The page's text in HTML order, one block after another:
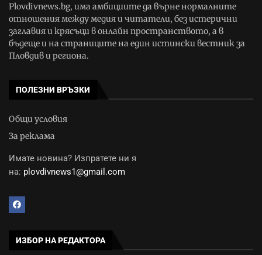
Plovdivnews.bg, има амбициите да върне нормалните
отношения между медия и читатели, без истерични
заглавия и крясъци в онлайн пространството, а в
бъдеще и на страниците на един истински вестник за
Пловдив и региона.
ПОЛЕЗНИ ВРЪЗКИ
Общи условия
За реклама
Имате новина? Изпратете ни я
на: plovdivnews1@gmail.com
ИЗБОР НА РЕДАКТОРА